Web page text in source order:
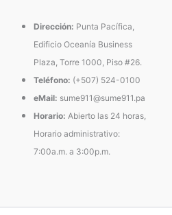
Dirección: Punta Pacífica,
Edificio Oceanía Business
Plaza, Torre 1000, Piso #26.
Teléfono: (+507) 524-0100
eMail: sume911@sume911.pa
Horario: Abierto las 24 horas,
Horario administrativo:
7:00a.m. a 3:00p.m.